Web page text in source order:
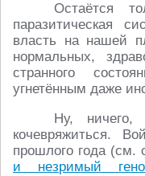
Остаётся
паразитическая
власть на нашей
нормальных,
странного
угнетённым даже
Ну, ничего,
кочевряжиться.
прошлого года
и незримый